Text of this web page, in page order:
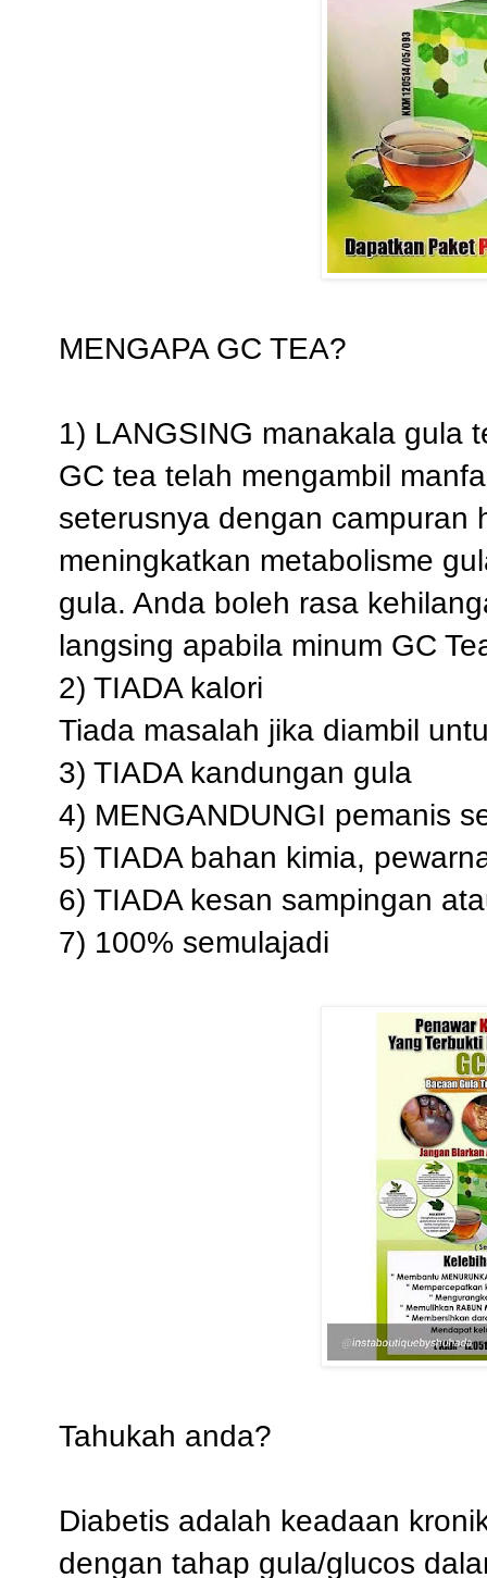
MENGAPA GC TEA?
1) LANGSING manakala gula
GC tea telah mengambil
seterusnya dengan campuran
meningkatkan metabolisme
gula. Anda boleh rasa
langsing apabila minum GC
2) TIADA kalori
Tiada masalah jika diambil
3) TIADA kandungan gula
4) MENGANDUNGI pemanis
5) TIADA bahan kimia,
6) TIADA kesan sampingan
7) 100% semulajadi
Tahukah anda?
Diabetis adalah keadaan
dengan tahap gula/glucos